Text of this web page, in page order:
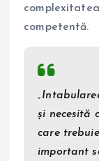
competentă.
și necesită
care
important